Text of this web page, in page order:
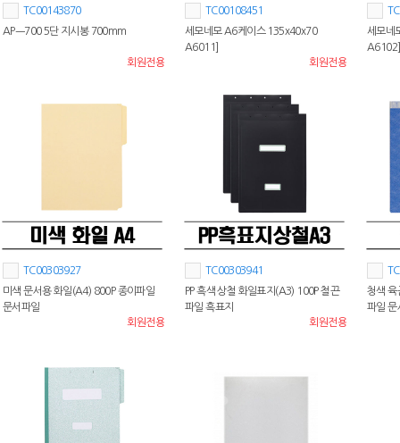
TC00143870
APㅡ700 5단 지시봉 700mm
회원전용
TC00108451
세모네모 A6케이스 135x40x70
A6011]
회원전용
세모네
A6102]
TC00303927
미색 문서용 화일(A4) 800P 종이파일
문서파일
회원전용
TC00303941
PP 흑색 상철 화일표지(A3) 100P 철끈
파일 흑표지
회원전용
청색 육
파일 문